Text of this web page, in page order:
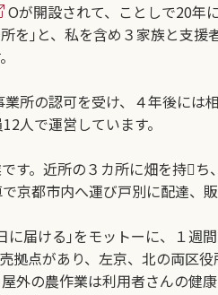
Оが開設されて、ことしで20年
を｣と、私を含め３家族と支
所の認可を受け、４年後には
人で運営しています。
す。近所の３カ所に畑を持
京都市内へ運び戸別に配達、販
届ける｣をモットーに、１週
拠点があり、左京、北の両区
外の農作業は利用者さんの健